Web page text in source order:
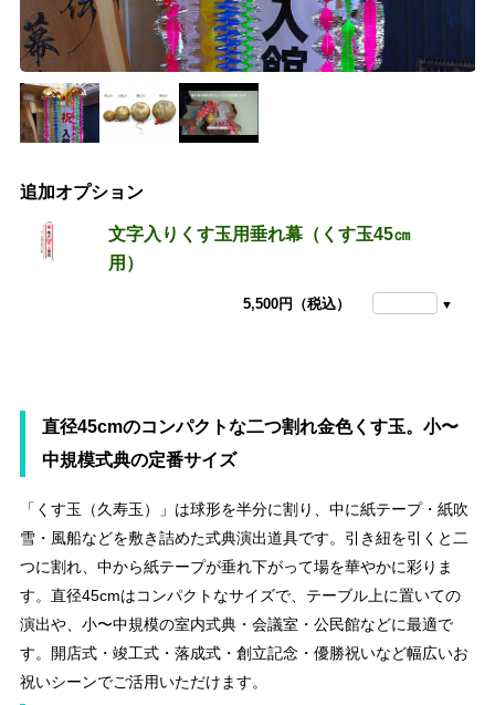
追加オプション
文字入りくす玉用垂れ幕（くす玉45㎝
用）
5,500円（税込）
直径45cmのコンパクトな二つ割れ金色くす玉。小〜
中規模式典の定番サイズ
「くす玉（久寿玉）」は球形を半分に割り、中に紙テープ・紙吹
雪・風船などを敷き詰めた式典演出道具です。引き紐を引くと二
つに割れ、中から紙テープが垂れ下がって場を華やかに彩りま
す。直径45cmはコンパクトなサイズで、テーブル上に置いての
演出や、小〜中規模の室内式典・会議室・公民館などに最適で
す。開店式・竣工式・落成式・創立記念・優勝祝いなど幅広いお
祝いシーンでご活用いただけます。